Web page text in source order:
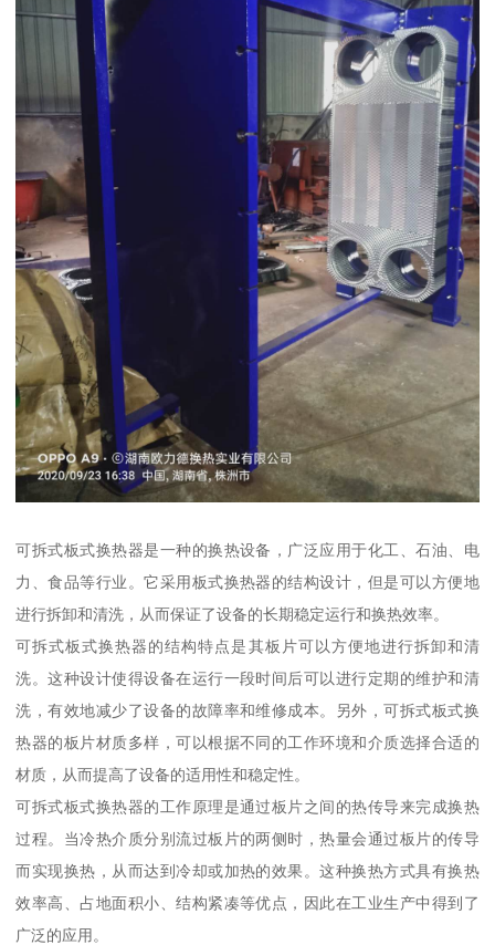
可拆式板式换热器是一种的换热设备，广泛应用于化工、石油、电
力、食品等行业。它采用板式换热器的结构设计，但是可以方便地
进行拆卸和清洗，从而保证了设备的长期稳定运行和换热效率。
可拆式板式换热器的结构特点是其板片可以方便地进行拆卸和清
洗。这种设计使得设备在运行一段时间后可以进行定期的维护和清
洗，有效地减少了设备的故障率和维修成本。另外，可拆式板式换
热器的板片材质多样，可以根据不同的工作环境和介质选择合适的
材质，从而提高了设备的适用性和稳定性。
可拆式板式换热器的工作原理是通过板片之间的热传导来完成换热
过程。当冷热介质分别流过板片的两侧时，热量会通过板片的传导
而实现换热，从而达到冷却或加热的效果。这种换热方式具有换热
效率高、占地面积小、结构紧凑等优点，因此在工业生产中得到了
广泛的应用。